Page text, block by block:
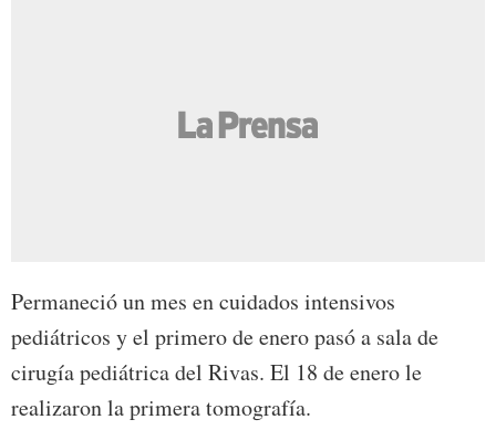
Permaneció un mes en cuidados intensivos
pediátricos y el primero de enero pasó a sala de
cirugía pediátrica del Rivas. El 18 de enero le
realizaron la primera tomografía.